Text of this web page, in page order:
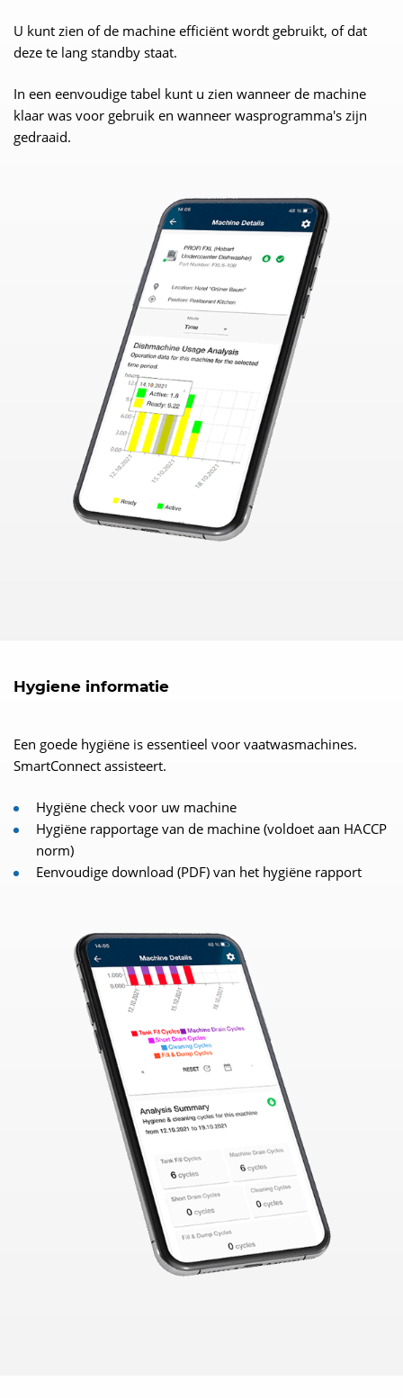
U kunt zien of de machine efficiënt wordt gebruikt, of dat
deze te lang standby staat.
In een eenvoudige tabel kunt u zien wanneer de machine
klaar was voor gebruik en wanneer wasprogramma's zijn
gedraaid.
Hygiene informatie
Een goede hygiëne is essentieel voor vaatwasmachines.
SmartConnect assisteert.
Hygiëne check voor uw machine
Hygiëne rapportage van de machine (voldoet aan HACCP
norm)
Eenvoudige download (PDF) van het hygiëne rapport